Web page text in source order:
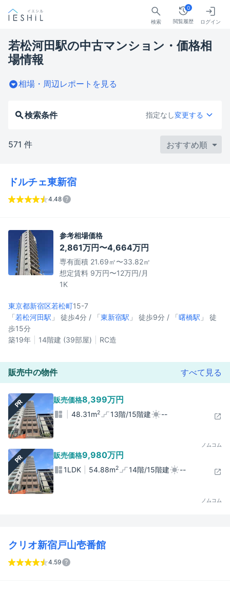
検索 閲覧履歴
0
ログイン
若松河田駅の中古マンション・価格相
場情報
相場・周辺レポートを見る
検索条件 指定なし変更する
571 件
ドルチェ東新宿
4.48
参考相場価格
2,861万円〜4,664万円
専有面積 21.69㎡〜33.82㎡
想定賃料 9万円〜12万円/月
1K
東京都新宿区若松町15-7
「若松河田駅 」 徒歩4分 / 「東新宿駅 」 徒歩9分 / 「曙橋駅 」 徒
歩15分
築19年
14階建 (39部屋) RC造
販売中の物件 すべて見る
PR 販売価格8,399万円
48.31m2 13階/15階建 --
ノムコム
PR 販売価格9,980万円
1LDK 54.88m2 14階/15階建 --
ノムコム
クリオ新宿戸山壱番館
4.59